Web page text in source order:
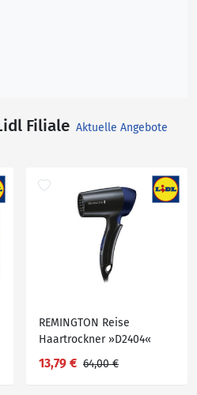
Filiale Aktuelle Angebote
REMINGTON Reise
Haartrockner »D2404«
13,79 € 64,00 €